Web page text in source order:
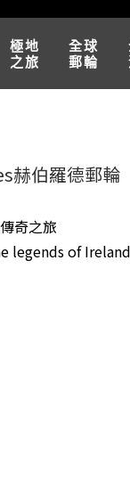
極地
之旅
全球
郵輪
赫伯羅德郵輪
奇之旅
legends of